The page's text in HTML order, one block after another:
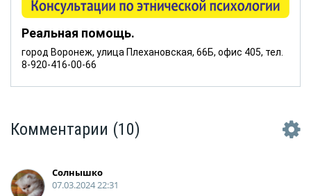
Реальная помощь.
город Воронеж, улица Плехановская, 66Б, офис 405, тел.
8-920-416-00-66
Комментарии (10)
Солнышко
07.03.2024 22:31